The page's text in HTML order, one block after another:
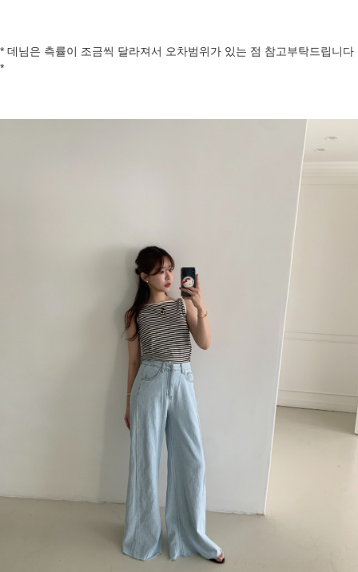
* 데님은 측률이 조금씩 달라져서 오차범위가 있는 점 참고부탁드립니다
*